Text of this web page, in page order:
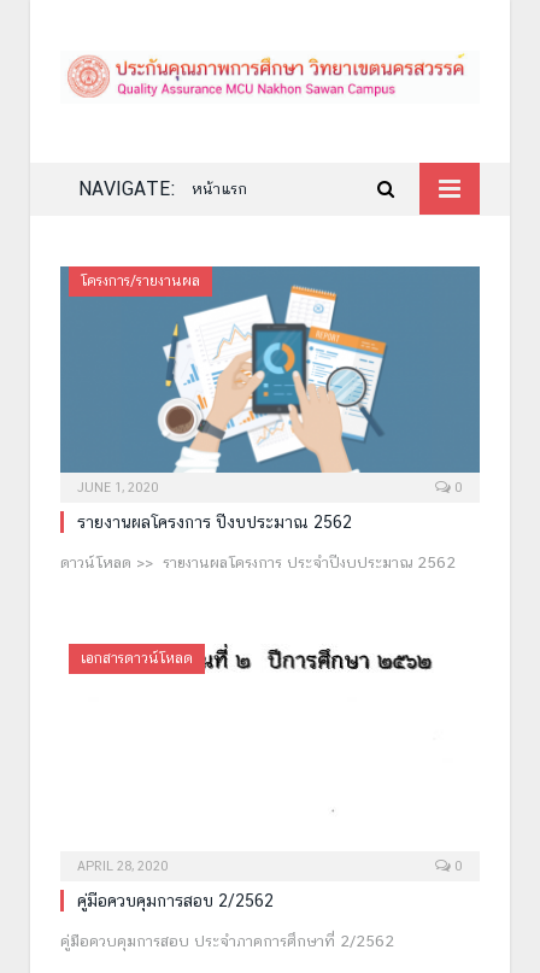
NAVIGATE: หน้าแรก
โครงการ/รายงานผล
JUNE 1, 2020 0
รายงานผลโครงการ ปีงบประมาณ 2562
ดาวน์โหลด >> รายงานผลโครงการ ประจำปีงบประมาณ 2562
เอกสารดาวน์โหลด
APRIL 28, 2020 0
คู่มือควบคุมการสอบ 2/2562
คู่มือควบคุมการสอบ ประจำภาคการศึกษาที่ 2/2562